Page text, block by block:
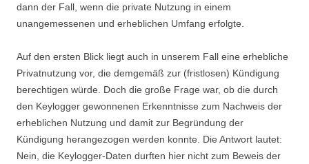
dann der Fall, wenn die private Nutzung in einem
unangemessenen und erheblichen Umfang erfolgte.
Auf den ersten Blick liegt auch in unserem Fall eine erhebliche
Privatnutzung vor, die demgemäß zur (fristlosen) Kündigung
berechtigen würde. Doch die große Frage war, ob die durch
den Keylogger gewonnenen Erkenntnisse zum Nachweis der
erheblichen Nutzung und damit zur Begründung der
Kündigung herangezogen werden konnte. Die Antwort lautet:
Nein, die Keylogger-Daten durften hier nicht zum Beweis der